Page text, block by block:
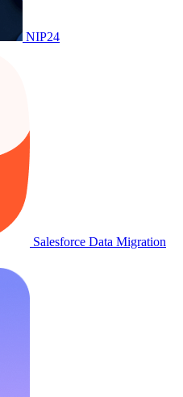
NIP24
Salesforce Data Migration